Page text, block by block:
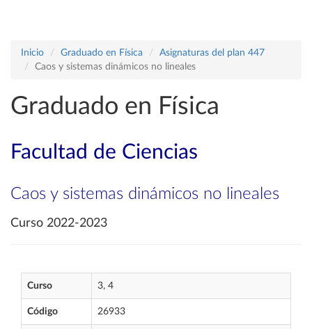
Inicio Graduado en Física
Asignaturas del plan 447
Caos y sistemas dinámicos no lineales
Graduado en Física
Facultad de Ciencias
Caos y sistemas dinámicos no lineales
Curso 2022-2023
Curso 3, 4
Código 26933